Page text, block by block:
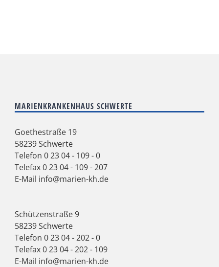
MARIENKRANKENHAUS SCHWERTE
Goethestraße 19
58239 Schwerte
Telefon 0 23 04 - 109 - 0
Telefax 0 23 04 - 109 - 207
E-Mail info@marien-kh.de
Schützenstraße 9
58239 Schwerte
Telefon 0 23 04 - 202 - 0
Telefax 0 23 04 - 202 - 109
E-Mail info@marien-kh.de